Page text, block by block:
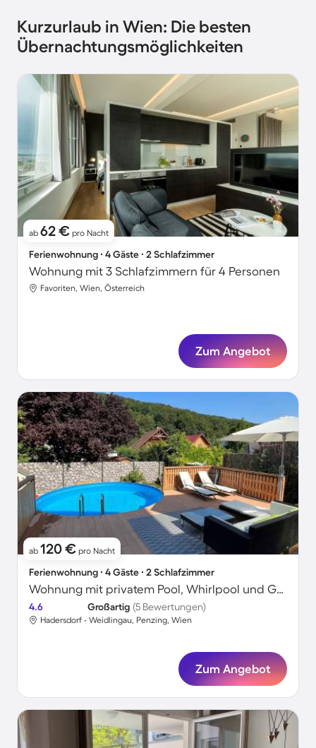
Kurzurlaub in Wien: Die besten
Übernachtungsmöglichkeiten
ab 62 € pro Nacht
Ferienwohnung ∙ 4 Gäste ∙ 2 Schlafzimmer
Wohnung mit 3 Schlafzimmern für 4 Personen
Favoriten, Wien, Österreich
Zum Angebot
ab 120 € pro Nacht
Ferienwohnung ∙ 4 Gäste ∙ 2 Schlafzimmer
Wohnung mit privatem Pool, Whirlpool und Grill
4.6 Großartig (5 Bewertungen)
Hadersdorf - Weidlingau, Penzing, Wien
Zum Angebot